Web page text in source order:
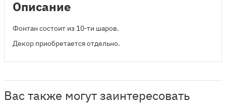
Описание
Фонтан состоит из 10-ти шаров.
Декор приобретается отдельно.
Вас также могут заинтересовать